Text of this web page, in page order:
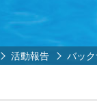
活動報告 バッ